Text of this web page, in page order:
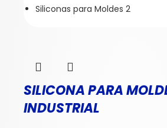
Siliconas para Moldes 2
SILICONA PARA
INDUSTRIAL